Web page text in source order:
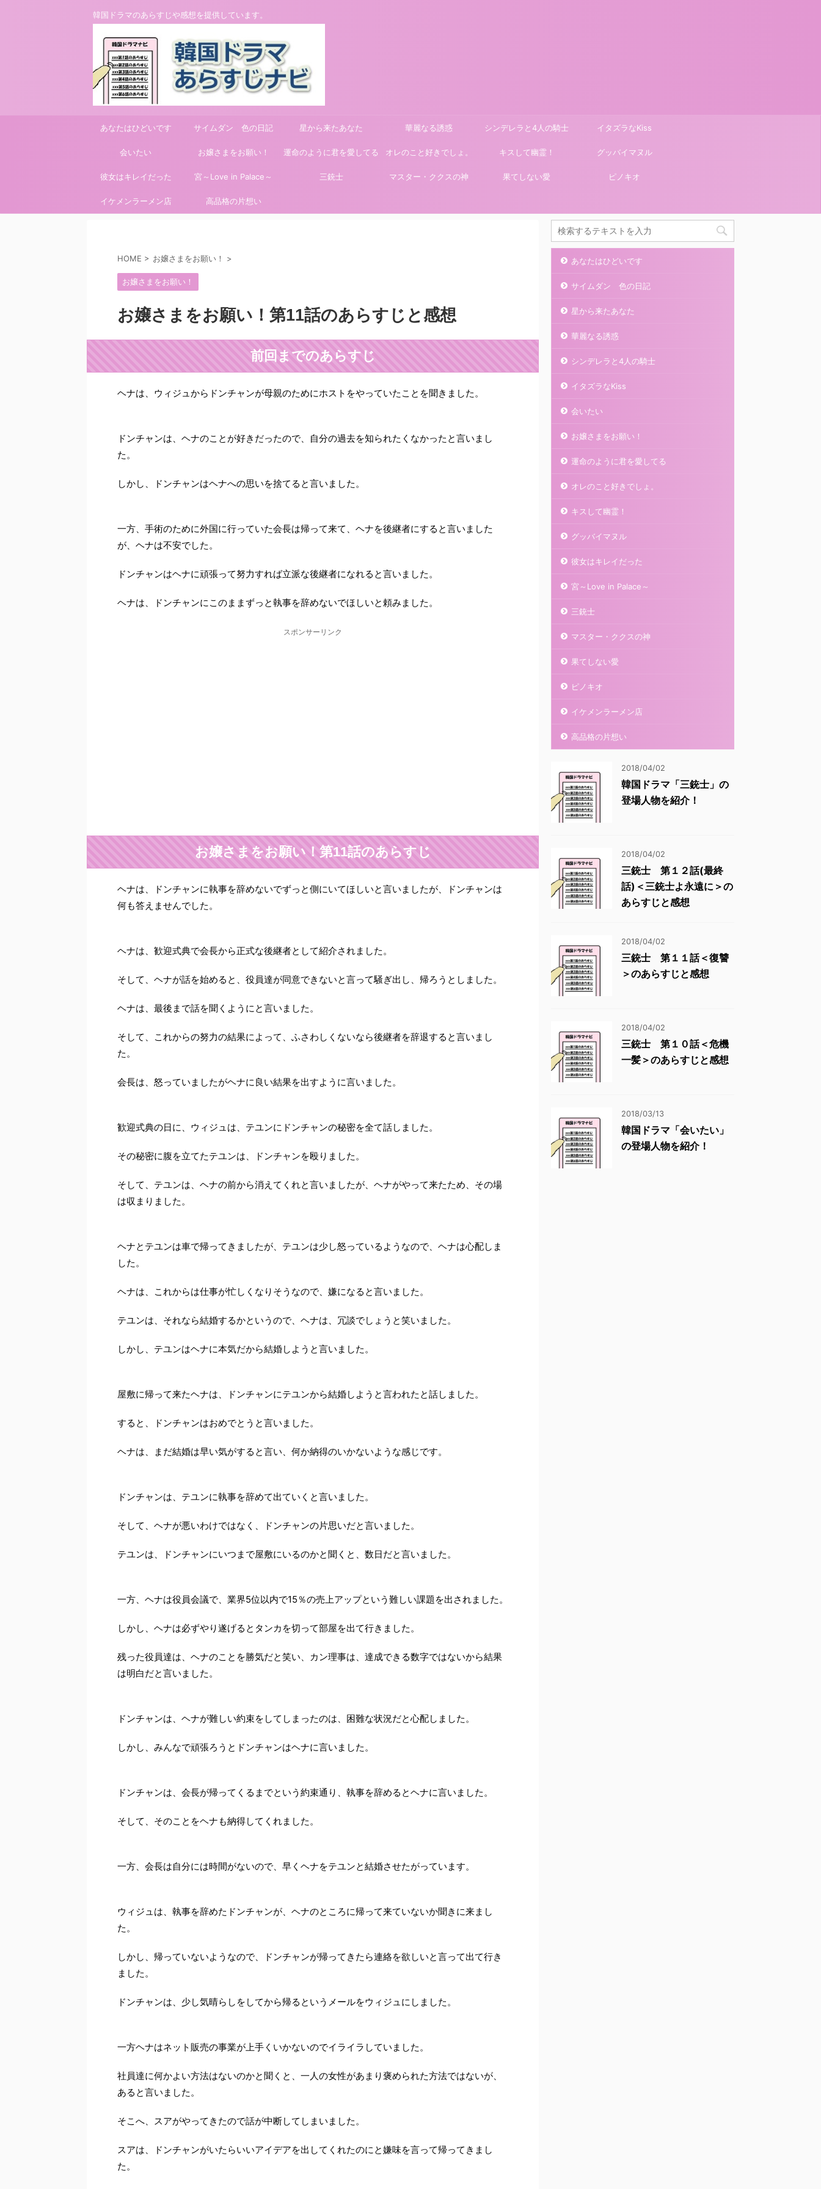
韓国ドラマのあらすじや感想を提供しています。
あなたはひどいです サイムダン 色の日記 星から来たあなた 華麗なる誘惑 シンデレラと4人の騎士 イタズラなKiss
会いたい お嬢さまをお願い！ 運命のように君を愛してる オレのこと好きでしょ。 キスして幽霊！ グッバイマヌル
彼女はキレイだった 宮～Love in Palace～ 三銃士 マスター・ククスの神 果てしない愛 ピノキオ
イケメンラーメン店 高品格の片想い
HOME > お嬢さまをお願い！ >
お嬢さまをお願い！
お嬢さまをお願い！第11話のあらすじと感想
前回までのあらすじ
ヘナは、ウィジュからドンチャンが母親のためにホストをやっていたことを聞きました。
ドンチャンは、ヘナのことが好きだったので、自分の過去を知られたくなかったと言いまし
た。
しかし、ドンチャンはヘナへの思いを捨てると言いました。
一方、手術のために外国に行っていた会長は帰って来て、ヘナを後継者にすると言いました
が、ヘナは不安でした。
ドンチャンはヘナに頑張って努力すれば立派な後継者になれると言いました。
ヘナは、ドンチャンにこのままずっと執事を辞めないでほしいと頼みました。
スポンサーリンク
お嬢さまをお願い！第11話のあらすじ
ヘナは、ドンチャンに執事を辞めないでずっと側にいてほしいと言いましたが、ドンチャンは
何も答えませんでした。
ヘナは、歓迎式典で会長から正式な後継者として紹介されました。
そして、ヘナが話を始めると、役員達が同意できないと言って騒ぎ出し、帰ろうとしました。
ヘナは、最後まで話を聞くようにと言いました。
そして、これからの努力の結果によって、ふさわしくないなら後継者を辞退すると言いまし
た。
会長は、怒っていましたがヘナに良い結果を出すように言いました。
歓迎式典の日に、ウィジュは、テユンにドンチャンの秘密を全て話しました。
その秘密に腹を立てたテユンは、ドンチャンを殴りました。
そして、テユンは、ヘナの前から消えてくれと言いましたが、ヘナがやって来たため、その場
は収まりました。
ヘナとテユンは車で帰ってきましたが、テユンは少し怒っているようなので、ヘナは心配しま
した。
ヘナは、これからは仕事が忙しくなりそうなので、嫌になると言いました。
テユンは、それなら結婚するかというので、ヘナは、冗談でしょうと笑いました。
しかし、テユンはヘナに本気だから結婚しようと言いました。
屋敷に帰って来たヘナは、ドンチャンにテユンから結婚しようと言われたと話しました。
すると、ドンチャンはおめでとうと言いました。
ヘナは、まだ結婚は早い気がすると言い、何か納得のいかないような感じです。
ドンチャンは、テユンに執事を辞めて出ていくと言いました。
そして、ヘナが悪いわけではなく、ドンチャンの片思いだと言いました。
テユンは、ドンチャンにいつまで屋敷にいるのかと聞くと、数日だと言いました。
一方、ヘナは役員会議で、業界5位以内で15％の売上アップという難しい課題を出されました。
しかし、ヘナは必ずやり遂げるとタンカを切って部屋を出て行きました。
残った役員達は、ヘナのことを勝気だと笑い、カン理事は、達成できる数字ではないから結果
は明白だと言いました。
ドンチャンは、ヘナが難しい約束をしてしまったのは、困難な状況だと心配しました。
しかし、みんなで頑張ろうとドンチャンはヘナに言いました。
ドンチャンは、会長が帰ってくるまでという約束通り、執事を辞めるとヘナに言いました。
そして、そのことをヘナも納得してくれました。
一方、会長は自分には時間がないので、早くヘナをテユンと結婚させたがっています。
ウィジュは、執事を辞めたドンチャンが、ヘナのところに帰って来ていないか聞きに来まし
た。
しかし、帰っていないようなので、ドンチャンが帰ってきたら連絡を欲しいと言って出て行き
ました。
ドンチャンは、少し気晴らしをしてから帰るというメールをウィジュにしました。
一方ヘナはネット販売の事業が上手くいかないのでイライラしていました。
社員達に何かよい方法はないのかと聞くと、一人の女性があまり褒められた方法ではないが、
あると言いました。
そこへ、スアがやってきたので話が中断してしまいました。
スアは、ドンチャンがいたらいいアイデアを出してくれたのにと嫌味を言って帰ってきまし
た。
あなたはひどいです
サイムダン 色の日記
星から来たあなた
華麗なる誘惑
シンデレラと4人の騎士
イタズラなKiss
会いたい
お嬢さまをお願い！
運命のように君を愛してる
オレのこと好きでしょ。
キスして幽霊！
グッバイマヌル
彼女はキレイだった
宮～Love in Palace～
三銃士
マスター・ククスの神
果てしない愛
ピノキオ
イケメンラーメン店
高品格の片想い
2018/04/02
韓国ドラマ「三銃士」の
登場人物を紹介！
2018/04/02
三銃士 第１２話(最終
話)＜三銃士よ永遠に＞の
あらすじと感想
2018/04/02
三銃士 第１１話＜復讐
＞のあらすじと感想
2018/04/02
三銃士 第１０話＜危機
一髪＞のあらすじと感想
2018/03/13
韓国ドラマ「会いたい」
の登場人物を紹介！